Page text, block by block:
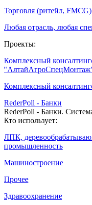
Торговля (ритейл, FMCG)
Любая отрасль, любая
Проекты:
Комплексный
Комплексный
RederPoll - Банки
RederPoll - Банки.
Кто использует:
ЛПК,
промышленность
Машиностроение
Прочее
Здравоохранение